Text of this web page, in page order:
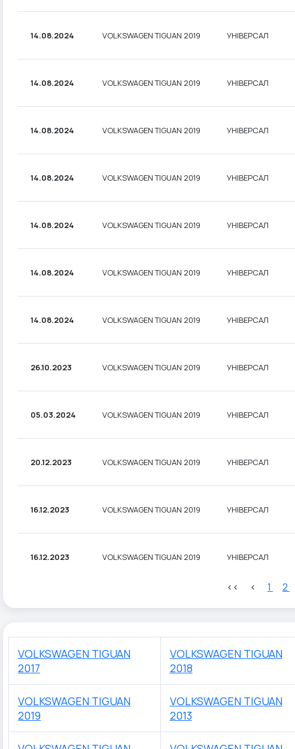
14.08.2024 VOLKSWAGEN TIGUAN 2019 УНІВЕРСАЛ
14.08.2024 VOLKSWAGEN TIGUAN 2019 УНІВЕРСАЛ
14.08.2024 VOLKSWAGEN TIGUAN 2019 УНІВЕРСАЛ
14.08.2024 VOLKSWAGEN TIGUAN 2019 УНІВЕРСАЛ
14.08.2024 VOLKSWAGEN TIGUAN 2019 УНІВЕРСАЛ
14.08.2024 VOLKSWAGEN TIGUAN 2019 УНІВЕРСАЛ
14.08.2024 VOLKSWAGEN TIGUAN 2019 УНІВЕРСАЛ
26.10.2023 VOLKSWAGEN TIGUAN 2019 УНІВЕРСАЛ
05.03.2024 VOLKSWAGEN TIGUAN 2019 УНІВЕРСАЛ
20.12.2023 VOLKSWAGEN TIGUAN 2019 УНІВЕРСАЛ
16.12.2023 VOLKSWAGEN TIGUAN 2019 УНІВЕРСАЛ
16.12.2023 VOLKSWAGEN TIGUAN 2019 УНІВЕРСАЛ
<< < 1 2
VOLKSWAGEN TIGUAN
2017
VOLKSWAGEN TIGUAN
2018
VOLKSWAGEN TIGUAN
2019
VOLKSWAGEN TIGUAN
2013